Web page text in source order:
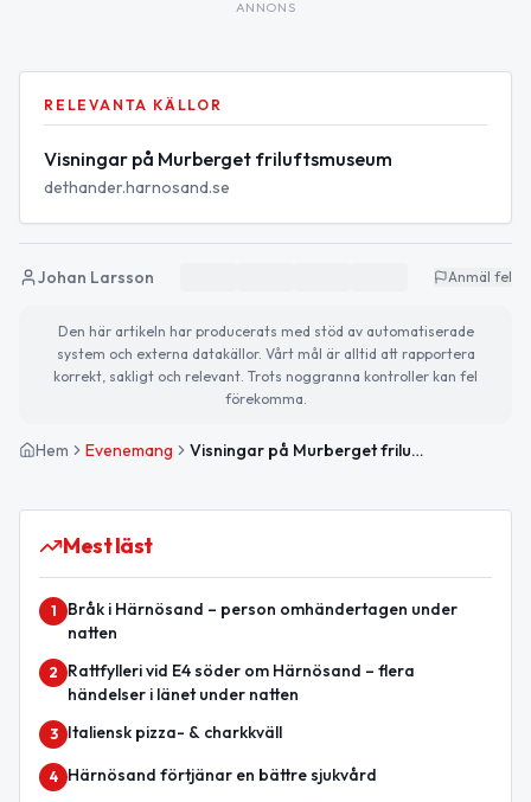
ANNONS
RELEVANTA KÄLLOR
Visningar på Murberget friluftsmuseum
dethander.harnosand.se
Johan Larsson Anmäl fel
Den här artikeln har producerats med stöd av automatiserade
system och externa datakällor. Vårt mål är alltid att rapportera
korrekt, sakligt och relevant. Trots noggranna kontroller kan fel
förekomma.
Hem Evenemang Visningar på Murberget friluftsmuseum
Mest läst
1
Bråk i Härnösand – person omhändertagen under
natten
2
Rattfylleri vid E4 söder om Härnösand – flera
händelser i länet under natten
3 Italiensk pizza- & charkkväll
4 Härnösand förtjänar en bättre sjukvård